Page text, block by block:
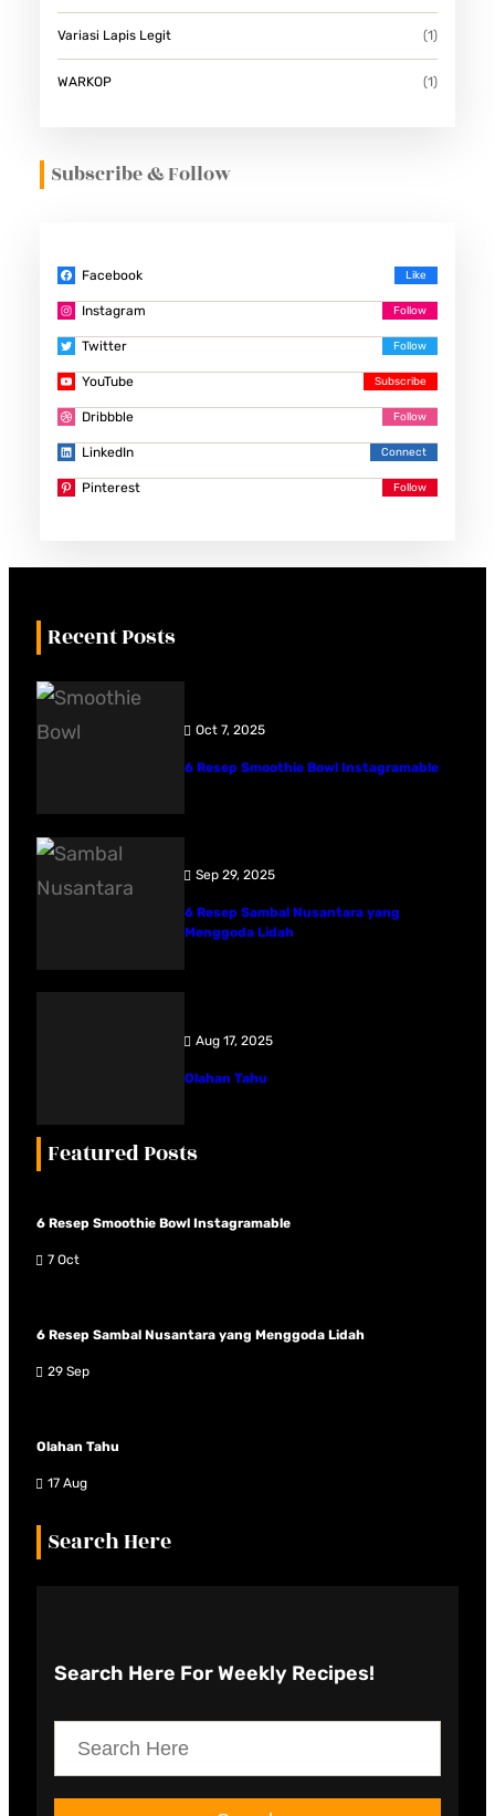
Variasi Lapis Legit (1)
WARKOP (1)
Subscribe & Follow
Facebook
Instagram
Twitter
YouTube
Dribbble
LinkedIn
Pinterest
Recent Posts
Oct 7, 2025
6 Resep Smoothie Bowl Instagramable
Sep 29, 2025
6 Resep Sambal Nusantara yang
Menggoda Lidah
Aug 17, 2025
Olahan Tahu
Featured Posts
6 Resep Smoothie Bowl Instagramable
7 Oct
6 Resep Sambal Nusantara yang Menggoda Lidah
29 Sep
Olahan Tahu
17 Aug
Search Here
Search Here For Weekly Recipes!
e
a